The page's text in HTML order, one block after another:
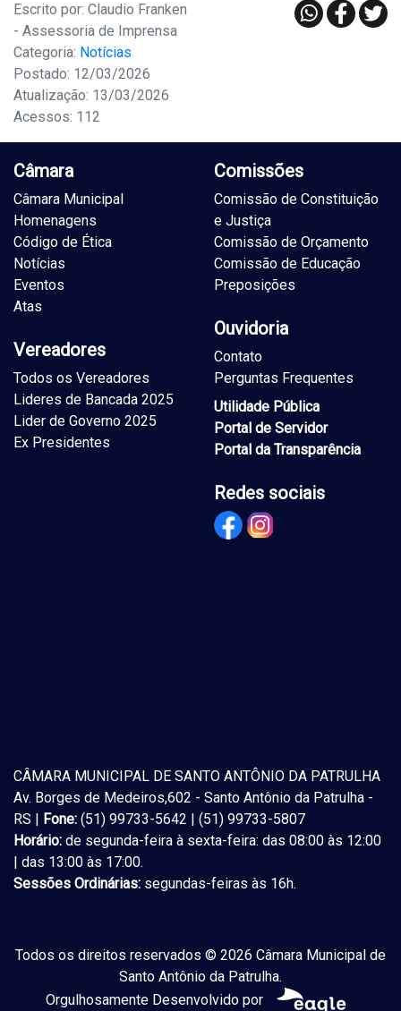
Escrito por: Claudio Franken
- Assessoria de Imprensa
Categoria: Notícias
Postado: 12/03/2026
Atualização: 13/03/2026
Acessos: 112
Câmara
Câmara Municipal
Homenagens
Código de Ética
Notícias
Eventos
Atas
Vereadores
Todos os Vereadores
Lideres de Bancada 2025
Lider de Governo 2025
Ex Presidentes
Comissões
Comissão de Constituição
e Justiça
Comissão de Orçamento
Comissão de Educação
Preposições
Ouvidoria
Contato
Perguntas Frequentes
Utilidade Pública
Portal de Servidor
Portal da Transparência
Redes sociais
CÂMARA MUNICIPAL DE SANTO ANTÔNIO DA PATRULHA
Av. Borges de Medeiros,602 - Santo Antônio da Patrulha -
RS |
Fone: (51) 99733-5642 | (51) 99733-5807
Horário: de segunda-feira à sexta-feira: das 08:00 às 12:00
| das 13:00 às 17:00.
Sessões Ordinárias: segundas-feiras às 16h.
Todos os direitos reservados © 2026 Câmara Municipal de
Santo Antônio da Patrulha.
Orgulhosamente Desenvolvido por